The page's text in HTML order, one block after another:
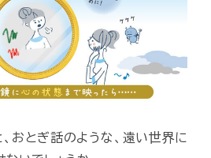
、おとぎ話のような、遠い世界に